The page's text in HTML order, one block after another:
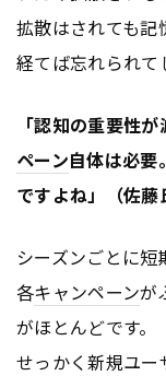
拡散はされても記
経てば忘れられて
「認知の重要性
ペーン自体は必要
ですよね」（佐藤
シーズンごとに短
各キャンペーンが
がほとんどです。
せっかく新規ユー